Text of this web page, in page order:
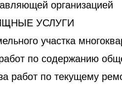
организацией
УСЛУГИ
участка
по содержанию
работ по текущему